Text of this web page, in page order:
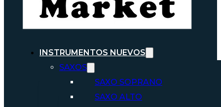
INSTRUMENTOS NUEVOS
SAXOS
SAXO SOPRANO
SAXO ALTO